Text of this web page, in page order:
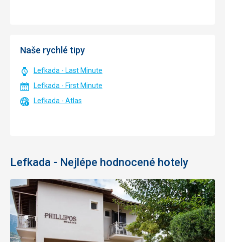
Naše rychlé tipy
Lefkada - Last Minute
Lefkada - First Minute
Lefkada - Atlas
Lefkada - Nejlépe hodnocené hotely